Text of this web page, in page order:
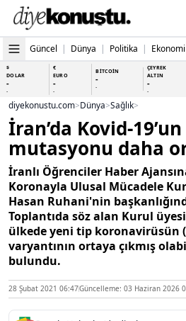
Güncel | Dünya | Politika | Ekonomi
$
DOLAR
-
-
€
EURO
-
-
BİTCOİN
-
-
ÇEYREK
ALTIN
-
-
diyekonustu.com>Dünya>Sağlık>
İran’da Kovid-
mutasyonu daha
İranlı Öğrenciler Haber
Koronayla Ulusal Mücadele
Hasan Ruhani'nin
Toplantıda söz alan Kurul
ülkede yeni tip koronavirüsün
varyantının ortaya çıkmış
bulundu.
28 Şubat 2021 06:47Güncelleme: 03 Haziran 2026